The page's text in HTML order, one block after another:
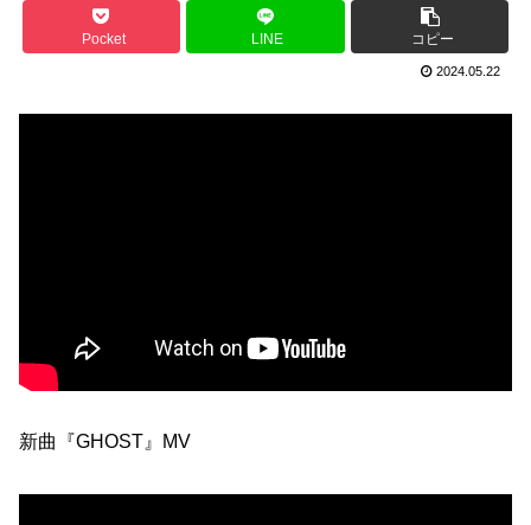
Pocket LINE コピー
2024.05.22
新曲『GHOST』MV